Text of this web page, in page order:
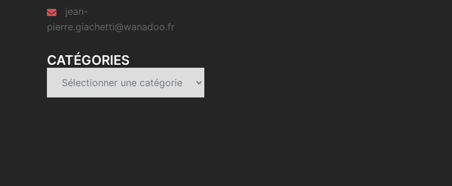
jean-
pierre.giachetti@wanadoo.fr
CATÉGORIES